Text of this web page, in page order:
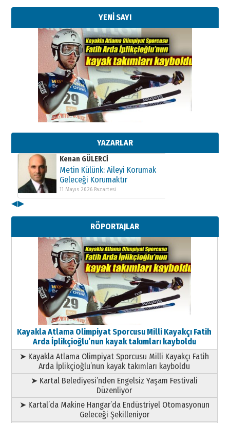
YENİ SAYI
YAZARLAR
Kenan GÜLERCİ
Metin Külünk: Aileyi Korumak
11 Mayıs 2026 Pazartesi
Kenan GÜLERCİ
Metin Külünk: Aileyi Korumak
Geleceği Korumaktır
11 Mayıs 2026 Pazartesi
Metin Külünk: Aileyi Korumak
Geleceği Korumaktır
11 Mayıs 2026 Pazartesi
◀▶
RÖPORTAJLAR
Kayakla Atlama Olimpiyat Sporcusu Milli Kayakçı Fatih
Arda İplikçioğlu’nun kayak takımları kayboldu
➤ Kayakla Atlama Olimpiyat Sporcusu Milli Kayakçı Fatih
Arda İplikçioğlu’nun kayak takımları kayboldu
➤ Kartal Belediyesi’nden Engelsiz Yaşam Festivali
Düzenliyor
➤ Kartal’da Makine Hangar’da Endüstriyel Otomasyonun
Geleceği Şekilleniyor